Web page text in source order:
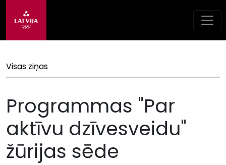
Visas ziņas
Programmas "Par
aktīvu dzīvesveidu"
žūrijas sēde